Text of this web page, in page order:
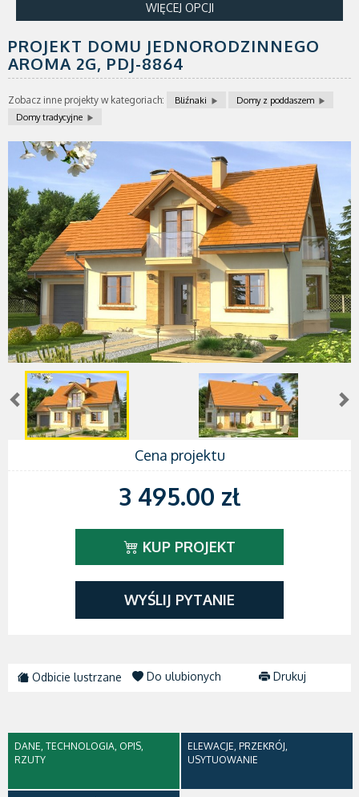
WIĘCEJ OPCJI
PROJEKT DOMU JEDNORODZINNEGO
AROMA 2G, PDJ-8864
Zobacz inne projekty w kategoriach: Bliźnaki
Domy z poddaszem
Domy tradycyjne
Cena projektu
3 495.00 zł
KUP PROJEKT
WYŚLIJ PYTANIE
Odbicie lustrzane Do ulubionych Drukuj
DANE, TECHNOLOGIA, OPIS,
RZUTY
ELEWACJE, PRZEKRÓJ,
USYTUOWANIE